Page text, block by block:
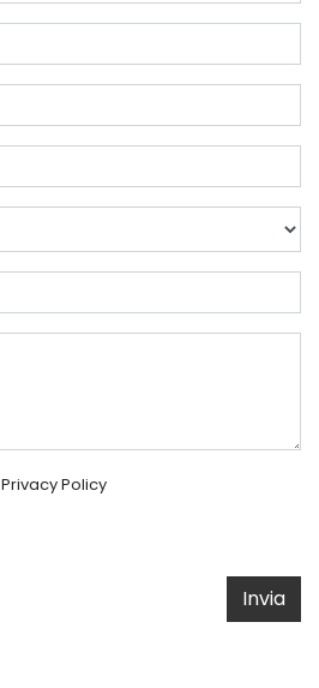
Privacy Policy
Invia